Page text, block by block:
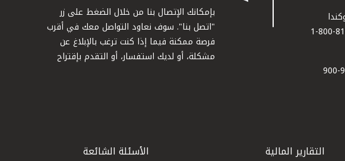
1-800-
900-
بإمكانك الإتصال بنا من خلال الضغط على زر
"اتصل بنا". سوف نعاود التواصل معك في أقرب
فرصة ممكنة فيما إذا كنت ترغب بالإبلاغ عن
مشكلة، أو لديك استفسار، أو التقدم بإقتراح
التقارير المالية
الأسئلة الشائعة